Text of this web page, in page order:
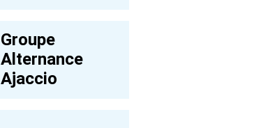
Groupe
Alternance
Ajaccio